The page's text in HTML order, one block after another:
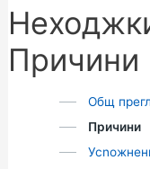
Причини
Общ
Причини